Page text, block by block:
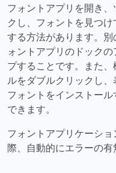
フォントアプリを開き
クし、フォントを見つ
する方法があります。
ォントアプリのドック
プすることです。また
ルをダブルクリックし
フォントをインストー
できます。
フォントアプリケーシ
際、自動的にエラーの有